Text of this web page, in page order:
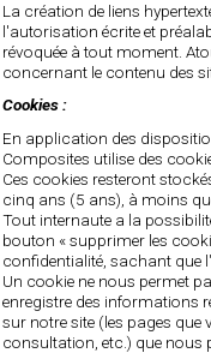
La création de liens
l'autorisation écrite et
révoquée à tout moment.
concernant le contenu des
Cookies :
En application des
Composites utilise des
Ces cookies resteront
cinq ans (5 ans), à moins
Tout internaute a la
bouton « supprimer les
confidentialité, sachant que
Un cookie ne nous permet
enregistre des informations
sur notre site (les pages que
consultation, etc.) que nous